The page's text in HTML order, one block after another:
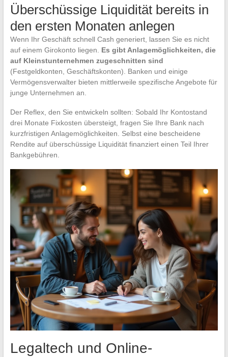
Überschüssige Liquidität bereits in
den ersten Monaten anlegen
Wenn Ihr Geschäft schnell Cash generiert, lassen Sie es nicht
auf einem Girokonto liegen. Es gibt Anlagemöglichkeiten, die
auf Kleinstunternehmen zugeschnitten sind
(Festgeldkonten, Geschäftskonten). Banken und einige
Vermögensverwalter bieten mittlerweile spezifische Angebote für
junge Unternehmen an.
Der Reflex, den Sie entwickeln sollten: Sobald Ihr Kontostand
drei Monate Fixkosten übersteigt, fragen Sie Ihre Bank nach
kurzfristigen Anlagemöglichkeiten. Selbst eine bescheidene
Rendite auf überschüssige Liquidität finanziert einen Teil Ihrer
Bankgebühren.
Legaltech und Online-